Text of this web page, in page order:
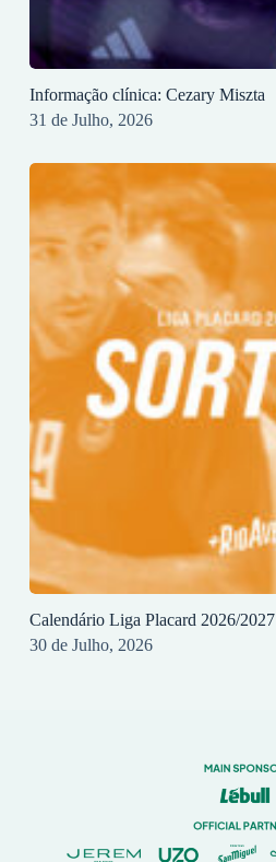
Informação clínica: Cezary Miszta
31 de Julho, 2026
Calendário Liga Placard 2026/2027
30 de Julho, 2026